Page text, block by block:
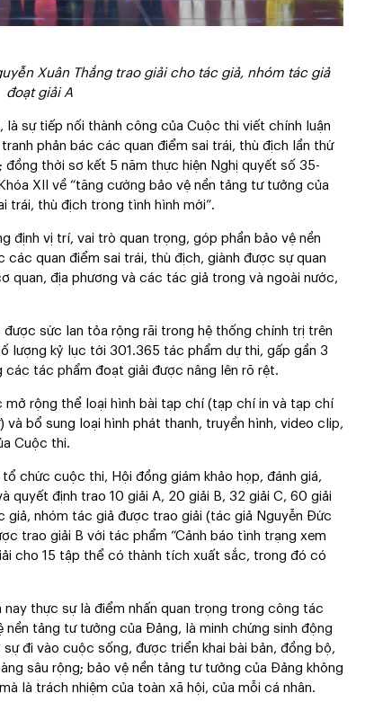
Xuân Thắng trao giải cho tác giả, nhóm tác giả
đoạt giải A
sự tiếp nối thành công của Cuộc thi viết chính luận
phản bác các quan điểm sai trái, thù địch lần thứ
thời sơ kết 5 năm thực hiện Nghị quyết số 35-
XII về “tăng cường bảo vệ nền tảng tư tưởng của
trái, thù địch trong tình hình mới”.
định vị trí, vai trò quan trọng, góp phần bảo vệ nền
quan điểm sai trái, thù địch, giành được sự quan
quan, địa phương và các tác giả trong và ngoài nước,
sức lan tỏa rộng rãi trong hệ thống chính trị trên
lượng kỷ lục tới 301.365 tác phẩm dự thi, gấp gần 3
tác phẩm đoạt giải được nâng lên rõ rệt.
rộng thể loại hình bài tạp chí (tạp chí in và tạp chí
và bổ sung loại hình phát thanh, truyền hình, video clip,
Cuộc thi.
chức cuộc thi, Hội đồng giám khảo họp, đánh giá,
quyết định trao 10 giải A, 20 giải B, 32 giải C, 60 giải
giả, nhóm tác giả được trao giải (tác giả Nguyễn Đức
trao giải B với tác phẩm “Cảnh báo tình trạng xem
cho 15 tập thể có thành tích xuất sắc, trong đó có
thực sự là điểm nhấn quan trọng trong công tác
tảng tư tưởng của Đảng, là minh chứng sinh động
đi vào cuộc sống, được triển khai bài bản, đồng bộ,
sâu rộng; bảo vệ nền tảng tư tưởng của Đảng không
là trách nhiệm của toàn xã hội, của mỗi cá nhân.